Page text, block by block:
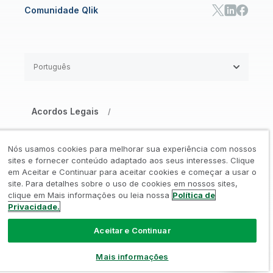
Comunidade Qlik
Acordos Legais /
Marcas Registradas / Confiança /
Termos de Uso /
Não compartilhe minhas informações
© 1993-2026 QlikTech International
AB, Todos os direitos reservados
Português
Nós usamos cookies para melhorar sua experiência com nossos
sites e fornecer conteúdo adaptado aos seus interesses. Clique
em Aceitar e Continuar para aceitar cookies e começar a usar o
site. Para detalhes sobre o uso de cookies em nossos sites,
clique em Mais informações ou leia nossa Política de
Privacidade.
Aceitar e Continuar
Mais informações